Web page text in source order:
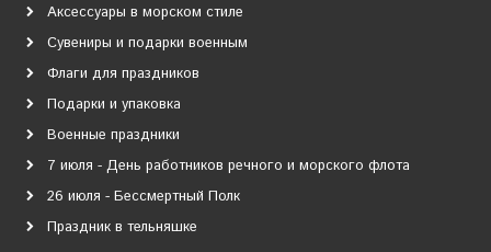
Аксессуары в морском стиле
Сувениры и подарки военным
Флаги для праздников
Подарки и упаковка
Военные праздники
7 июля - День работников речного и морского флота
26 июля - Бессмертный Полк
Праздник в тельняшке